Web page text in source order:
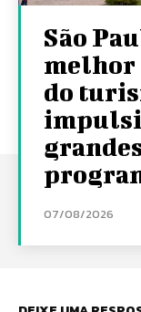
São
melhor
do
07/08/2026